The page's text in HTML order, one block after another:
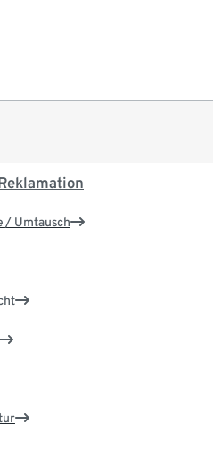
/ Umtausch